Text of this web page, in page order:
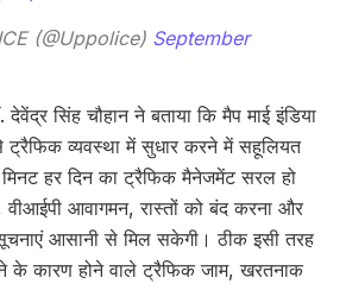
(@Uppolice) September
सिंह चौहान ने बताया कि मैप माई इंडिया
ट्रैफिक व्यवस्था में सुधार करने में सहूलियत
हर दिन का ट्रैफिक मैनेजमेंट सरल हो
वीआईपी आवागमन, रास्तों को बंद करना और
सूचनाएं आसानी से मिल सकेगी। ठीक इसी तरह
के कारण होने वाले ट्रैफिक जाम, खरतनाक